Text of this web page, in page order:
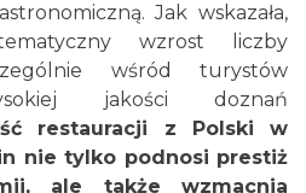
Jak wskazała,
wzrost liczby
wśród turystów
jakości doznań
restauracji z Polski w
nie tylko podnosi prestiż
ale także wzmacnia